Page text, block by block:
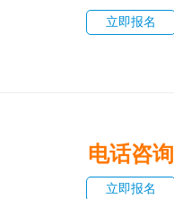
立即报名
电话咨询
立即报名